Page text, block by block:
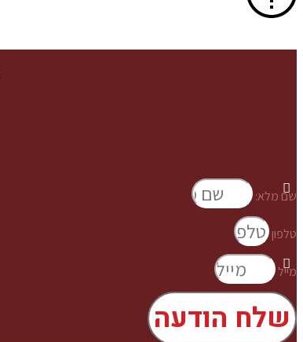
שם מלא:
טלפון
מייל
שלח הודעה